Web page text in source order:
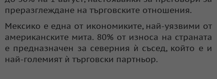
преразглеждане на търговските отношения.
Мексико е една от икономиките, най-уязвими от
американските мита. 80% от износа на страната
е предназначен за северния ѝ съсед, който е и
най-големият ѝ търговски партньор.